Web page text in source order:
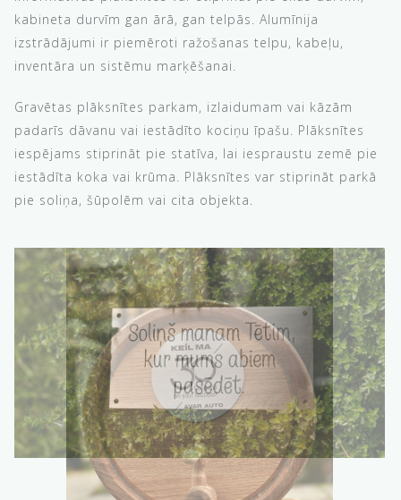
kabineta durvīm gan ārā, gan telpās. Alumīnija
izstrādājumi ir piemēroti ražošanas telpu, kabeļu,
inventāra un sistēmu marķēšanai.
Gravētas plāksnītes parkam, izlaidumam vai kāzām
padarīs dāvanu vai iestādīto kociņu īpašu. Plāksnītes
iespējams stiprināt pie statīva, lai iespraustu zemē pie
iestādīta koka vai krūma. Plāksnītes var stiprināt parkā
pie soliņa, šūpolēm vai cita objekta.